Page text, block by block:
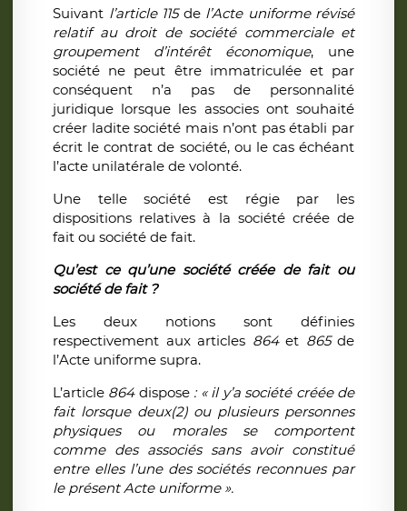
Suivant l’article 115de l’Acte uniforme révisé
relatif au droit de société commerciale et
groupement d’intérêt économique, une
société ne peut être immatriculée et par
conséquent n’a pas de personnalité
juridique lorsque les associes ont souhaité
créer ladite société mais n’ont pas établi par
écrit le contrat de société, ou le cas échéant
l’acte unilatérale de volonté.
Une telle société est régie par les
dispositions relatives à la société créée de
fait ou société de fait.
Qu’est ce qu’une société créée de fait ou
société de fait ?
Les deux notions sont définies
respectivement aux articles 864et 865de
l’Acte uniforme supra.
L’article 864dispose : « il y’a société créée de
fait lorsque deux(2) ou plusieurs personnes
physiques ou morales se comportent
comme des associés sans avoir constitué
entre elles l’une des sociétés reconnues par
le présent Acte uniforme ».